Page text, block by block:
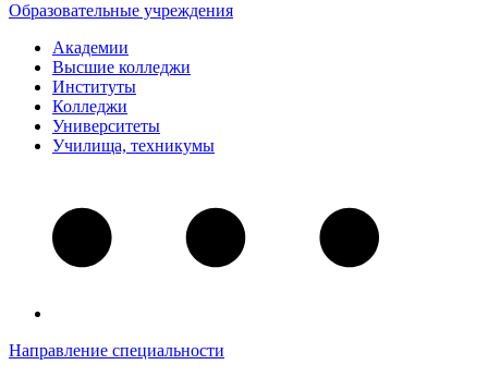
Образовательные учреждения
Академии
Высшие колледжи
Институты
Колледжи
Университеты
Училища, техникумы
Направление специальности